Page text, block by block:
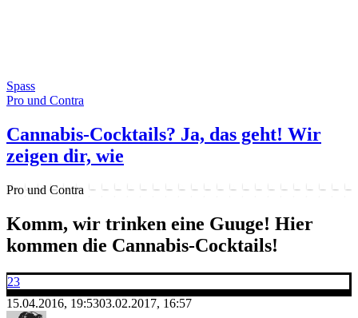
Spass
Pro und Contra
Cannabis-Cocktails? Ja, das geht! Wir
zeigen dir, wie
Pro und Contra
Komm, wir trinken eine Guuge! Hier
kommen die Cannabis-Cocktails!
23
15.04.2016, 19:5303.02.2017, 16:57